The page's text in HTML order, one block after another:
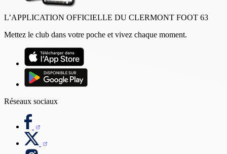
L’APPLICATION OFFICIELLE DU CLERMONT FOOT 63
Mettez le club dans votre poche et vivez chaque moment.
Réseaux sociaux